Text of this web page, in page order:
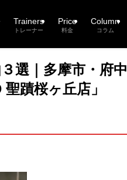
Trainers
トレーナー
Price
料金
Column
コラム
選｜多摩市・府中
蹟桜ヶ丘店」